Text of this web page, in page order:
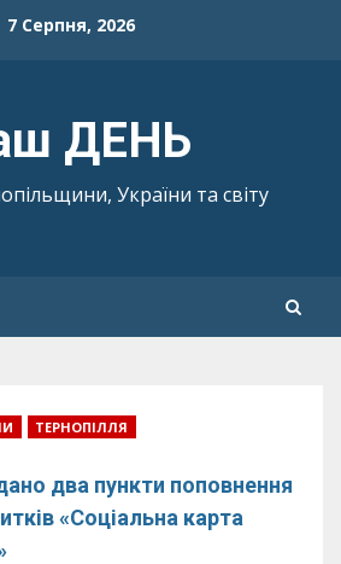
7 Серпня, 2026
ДЕНЬ
України та світу
ТЕРНОПІЛЛЯ
два пункти поповнення
«Соціальна карта